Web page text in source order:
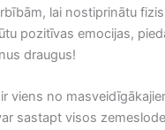
lai nostiprinātu
pozitīvas emocijas,
draugus!
viens no
sastapt visos